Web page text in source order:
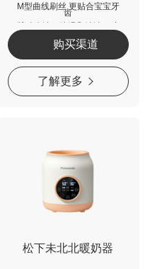
M型曲线刷丝 更贴合宝宝牙
齿
脉冲声波马达温和清洁口腔
购买渠道
了解更多
松下未北北暖奶器